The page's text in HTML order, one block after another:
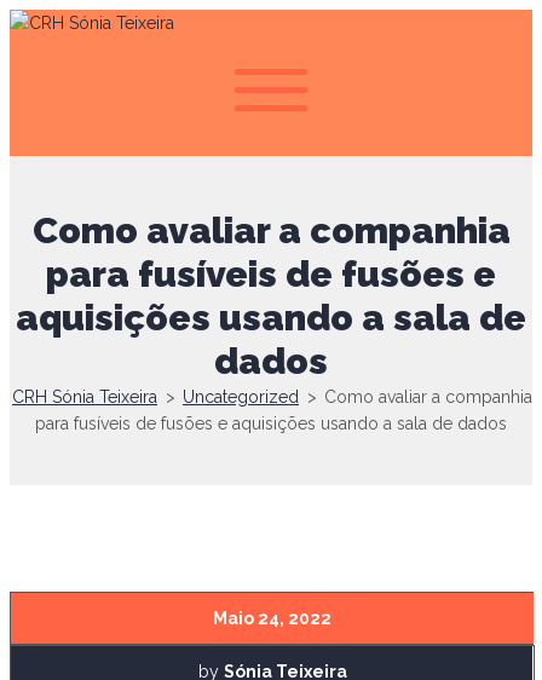
Como avaliar a companhia
para fusíveis de fusões e
aquisições usando a sala de
dados
CRH Sónia Teixeira > Uncategorized > Como avaliar a companhia
para fusíveis de fusões e aquisições usando a sala de dados
Maio 24, 2022
by Sónia Teixeira